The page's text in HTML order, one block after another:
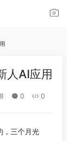
人AI应用
0 0
，三个月光